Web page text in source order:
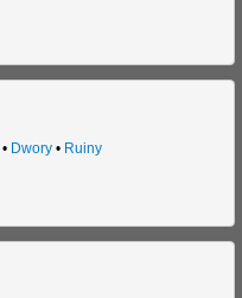
• Dwory• Ruiny